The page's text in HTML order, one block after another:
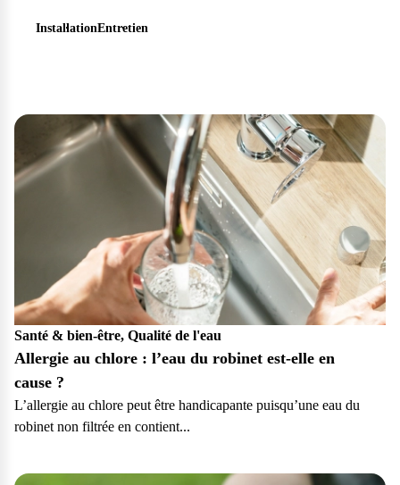
InstallationEntretien
Santé & bien-être, Qualité de l'eau
Allergie au chlore : l’eau du robinet est-elle en
cause ?
L’allergie au chlore peut être handicapante puisqu’une eau du
robinet non filtrée en contient...
Questions fréquentes
Consultez notre page de FAQ pour trouver toutes les réponses à
vos questions.
Consulter notre FAQ
Service après-vente
Vous avez des demandes sur l’entretien, le suivi et le dépannage
de votre matériel ? Culligan est là pour vous
Contactez notre service client